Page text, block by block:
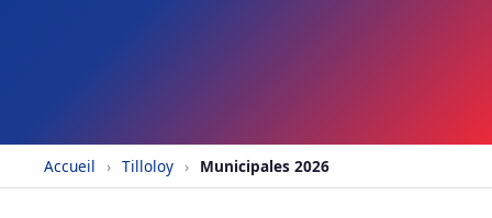
Accueil › Tilloloy › Municipales 2026